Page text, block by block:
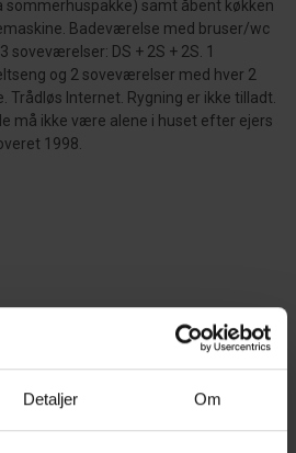
Detaljer Om
samt åbent køkken
Badeværelse med bruser/wc
soveværelser: DS + 2S + 2S. 1
og 2 soveværelser med hver 2
Trådløs Internet. Rygning er ikke tilladt.
må ikke være alene i huset efter ejers
1998.